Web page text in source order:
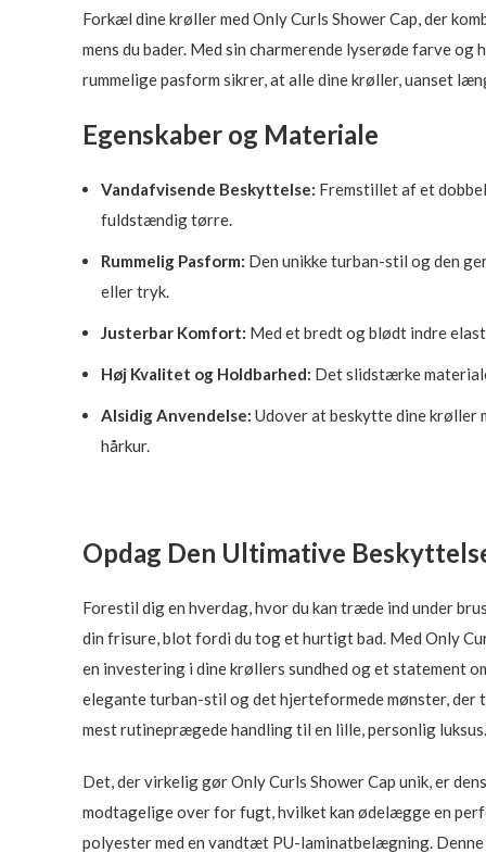
Forkæl dine krøller med Only Curls Shower Cap, der
mens du bader. Med sin charmerende lyserøde farve
rummelige pasform sikrer, at alle dine krøller, uanset
Egenskaber og Materiale
Vandafvisende Beskyttelse: Fremstillet af et
fuldstændig tørre.
Rummelig Pasform: Den unikke turban-stil og den
eller tryk.
Justerbar Komfort: Med et bredt og blødt indre
Høj Kvalitet og Holdbarhed: Det slidstærke
Alsidig Anvendelse: Udover at beskytte dine krøller
hårkur.
Opdag Den Ultimative
Forestil dig en hverdag, hvor du kan træde ind under
din frisure, blot fordi du tog et hurtigt bad. Med Only
en investering i dine krøllers sundhed og et statement
elegante turban-stil og det hjerteformede mønster, der
mest rutineprægede handling til en lille, personlig luksus.
Det, der virkelig gør Only Curls Shower Cap unik, er
modtagelige over for fugt, hvilket kan ødelægge en
polyester med en vandtæt PU-laminatbelægning.